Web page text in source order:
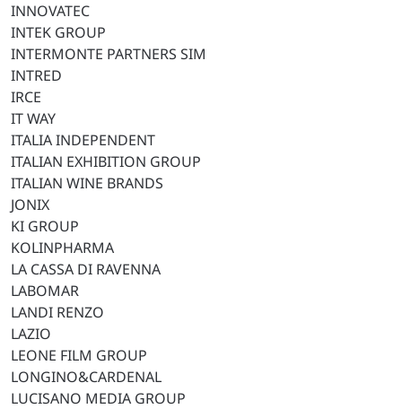
INNOVATEC
INTEK GROUP
INTERMONTE PARTNERS SIM
INTRED
IRCE
IT WAY
ITALIA INDEPENDENT
ITALIAN EXHIBITION GROUP
ITALIAN WINE BRANDS
JONIX
KI GROUP
KOLINPHARMA
LA CASSA DI RAVENNA
LABOMAR
LANDI RENZO
LAZIO
LEONE FILM GROUP
LONGINO&CARDENAL
LUCISANO MEDIA GROUP